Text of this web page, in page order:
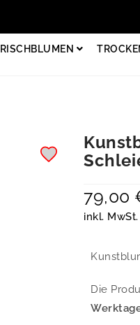
79,00
inkl. MwSt.
Die